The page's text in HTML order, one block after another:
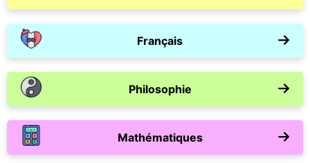
Français
Philosophie
Mathématiques